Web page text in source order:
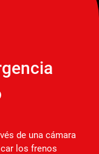
de una cámara
los frenos